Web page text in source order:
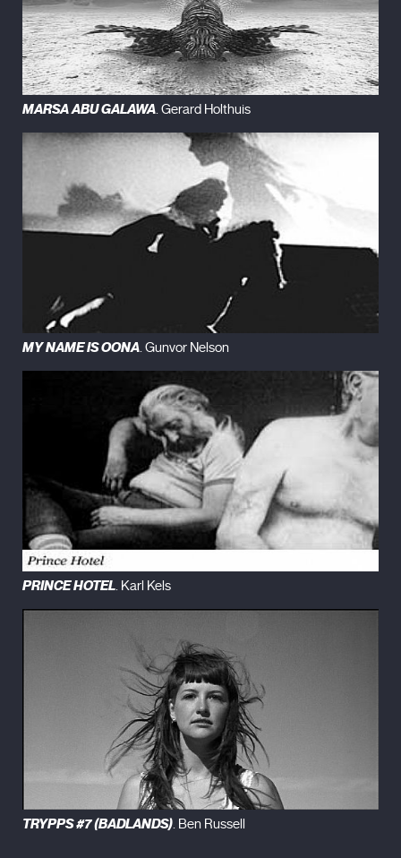
MARSA ABU GALAWA. Gerard Holthuis
MY NAME IS OONA. Gunvor Nelson
PRINCE HOTEL. Karl Kels
TRYPPS #7 (BADLANDS). Ben Russell